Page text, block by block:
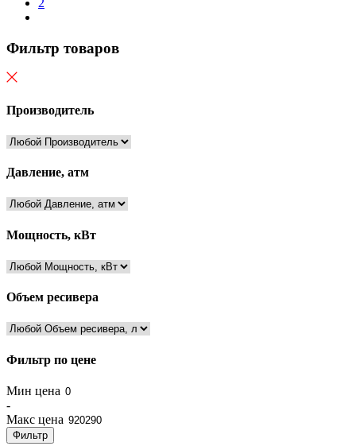
Фильтр товаров
Производитель
Давление, атм
Мощность, кВт
Объем ресивера
Фильтр по цене
Мин цена
-
Макс цена
Фильтр